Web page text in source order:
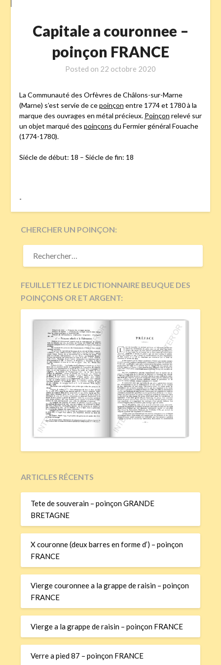
Capitale a couronnee –
poinçon FRANCE
Posted on 22 octobre 2020
La Communauté des Orfèvres de Châlons-sur-Marne
(Marne) s’est servie de cepoinçon entre 1774 et 1780 à la
marque des ouvrages en métal précieux. Poinçon relevé sur
un objet marqué des poinçons du Fermier général Fouache
(1774-1780).
Siécle de début: 18 – Siécle de fin: 18
-
CHERCHER UN POINÇON:
RECHERCHER :
FEUILLETTEZ LE DICTIONNAIRE BEUQUE DES
POINÇONS OR ET ARGENT:
ARTICLES RÉCENTS
Tete de souverain – poinçon GRANDE
BRETAGNE
X couronne (deux barres en forme d’) – poinçon
FRANCE
Vierge couronnee a la grappe de raisin – poinçon
FRANCE
Vierge a la grappe de raisin – poinçon FRANCE
Verre a pied 87 – poinçon FRANCE